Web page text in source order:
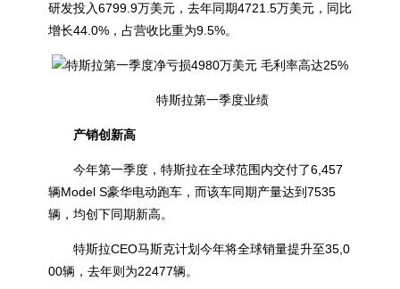
研发投入6799.9万美元，去年同期4721.5万美元，同比
增长44.0%，占营收比重为9.5%。
特斯拉第一季度业绩
产销创新高
今年第一季度，特斯拉在全球范围内交付了6,457
辆Model S豪华电动跑车，而该车同期产量达到7535
辆，均创下同期新高。
特斯拉CEO马斯克计划今年将全球销量提升至35,0
00辆，去年则为22477辆。